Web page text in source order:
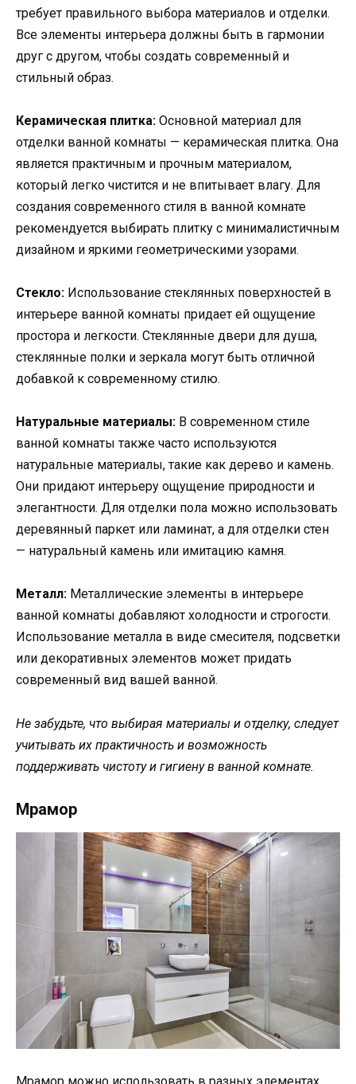
требует правильного выбора материалов и отделки.
Все элементы интерьера должны быть в гармонии
друг с другом, чтобы создать современный и
стильный образ.
Керамическая плитка: Основной материал для
отделки ванной комнаты — керамическая плитка. Она
является практичным и прочным материалом,
который легко чистится и не впитывает влагу. Для
создания современного стиля в ванной комнате
рекомендуется выбирать плитку с минималистичным
дизайном и яркими геометрическими узорами.
Стекло: Использование стеклянных поверхностей в
интерьере ванной комнаты придает ей ощущение
простора и легкости. Стеклянные двери для душа,
стеклянные полки и зеркала могут быть отличной
добавкой к современному стилю.
Натуральные материалы: В современном стиле
ванной комнаты также часто используются
натуральные материалы, такие как дерево и камень.
Они придают интерьеру ощущение природности и
элегантности. Для отделки пола можно использовать
деревянный паркет или ламинат, а для отделки стен
— натуральный камень или имитацию камня.
Металл: Металлические элементы в интерьере
ванной комнаты добавляют холодности и строгости.
Использование металла в виде смесителя, подсветки
или декоративных элементов может придать
современный вид вашей ванной.
Не забудьте, что выбирая материалы и отделку, следует
учитывать их практичность и возможность
поддерживать чистоту и гигиену в ванной комнате.
Мрамор